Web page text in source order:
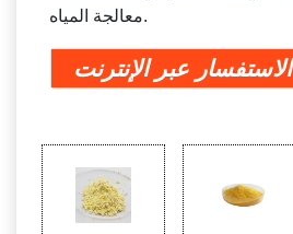
معالجة المياه.
الاستفسار عبر الإنترنت